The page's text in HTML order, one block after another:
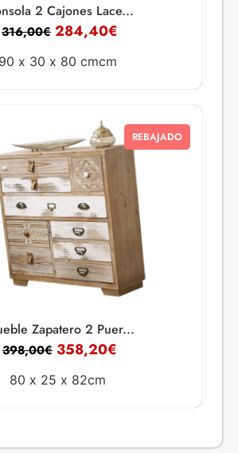
2 Cajones Lace...
316,00€ 284,40€
90 x 30 x 80 cmcm
REBAJADO
Zapatero 2 Puer...
398,00€ 358,20€
80 x 25 x 82cm